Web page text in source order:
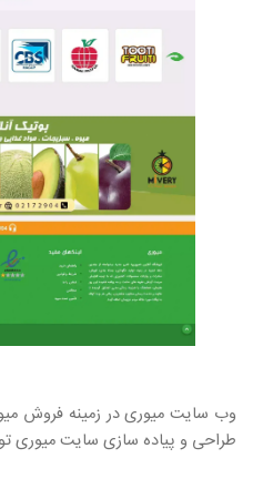
وب سایت میوری در زمینه فروش
طراحی و پیاده سازی سایت میوری